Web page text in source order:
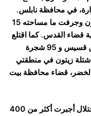
حوارة، في محافظة نابلس.
واقتلعت قوات الاحتلال 50 شجرة زيتون وجرفت ما مساحته 15
قضاء القدس. كما اقتلع
المستوطنون 20 شجرة زيتون في عين قسيس و 95 شجرة
زيتون في أراضي قرية حوسان، و150 شتلة زيتون في منطقتي
الخضر، قضاء محافظة بيت
ذكرت الدائرة في تقريرها أن قوات الاحتلال أجبرت أكثر من 400